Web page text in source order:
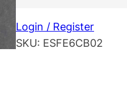
Login / Register
SKU: ESFE6CB02